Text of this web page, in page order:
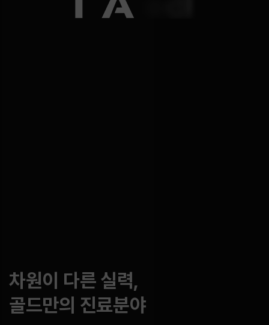
AI와 함께 더 앞선 의료,
골드만 비뇨의학과는 정밀치료에 AI기술을
차원이 다른 실력,
골드만의 진료분야